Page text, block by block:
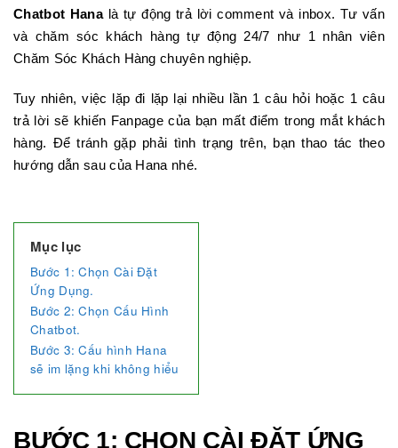
Chatbot Hanalà tự động trả lời comment và inbox. Tư vấn
và chăm sóc khách hàng tự động 24/7 như 1 nhân viên
Chăm Sóc Khách Hàng chuyên nghiệp.
Tuy nhiên, việc lặp đi lặp lại nhiều lần 1 câu hỏi hoặc 1 câu
trả lời sẽ khiến Fanpage của bạn mất điểm trong mắt khách
hàng. Để tránh gặp phải tình trạng trên, bạn thao tác theo
hướng dẫn sau của Hana nhé.
Mục lục
Bước 1: Chọn Cài Đặt
Ứng Dụng.
Bước 2: Chọn Cấu Hình
Chatbot.
Bước 3: Cấu hình Hana
sẽ im lặng khi không hiểu
BƯỚC 1: CHỌN CÀI ĐẶT ỨNG